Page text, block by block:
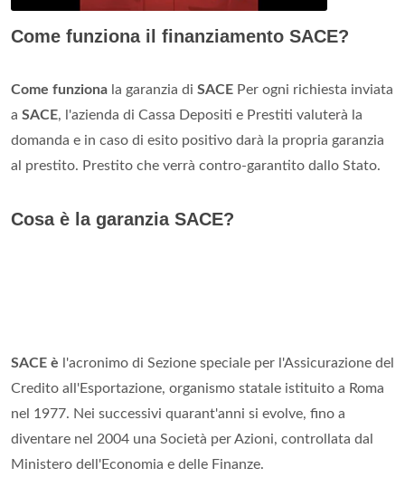
Come funziona il finanziamento SACE?
Come funziona la garanzia di SACE Per ogni richiesta inviata
a SACE, l'azienda di Cassa Depositi e Prestiti valuterà la
domanda e in caso di esito positivo darà la propria garanzia
al prestito. Prestito che verrà contro-garantito dallo Stato.
Cosa è la garanzia SACE?
SACE è l'acronimo di Sezione speciale per l'Assicurazione del
Credito all'Esportazione, organismo statale istituito a Roma
nel 1977. Nei successivi quarant'anni si evolve, fino a
diventare nel 2004 una Società per Azioni, controllata dal
Ministero dell'Economia e delle Finanze.